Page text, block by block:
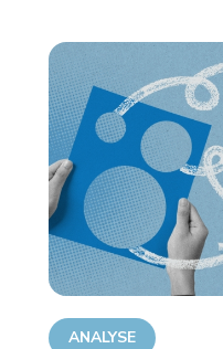
ANALYSE